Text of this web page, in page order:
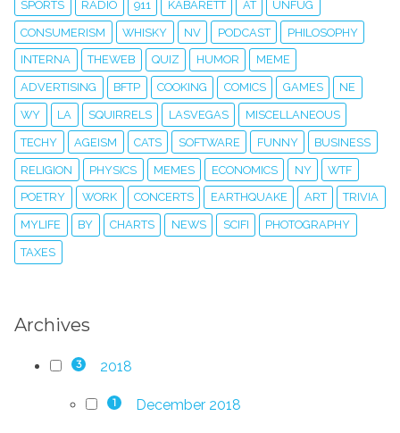
SPORTS RADIO 911 KABARETT AT UNFUG
CONSUMERISM WHISKY NV PODCAST PHILOSOPHY
INTERNA THEWEB QUIZ HUMOR MEME
ADVERTISING BFTP COOKING COMICS GAMES NE
WY LA SQUIRRELS LASVEGAS MISCELLANEOUS
TECHY AGEISM CATS SOFTWARE FUNNY BUSINESS
RELIGION PHYSICS MEMES ECONOMICS NY WTF
POETRY WORK CONCERTS EARTHQUAKE ART TRIVIA
MYLIFE BY CHARTS NEWS SCIFI PHOTOGRAPHY
TAXES
Archives
3 2018
1 December 2018